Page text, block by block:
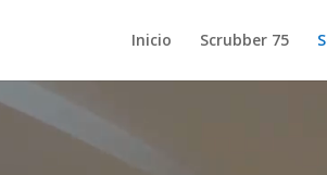
Inicio Scrubber 75